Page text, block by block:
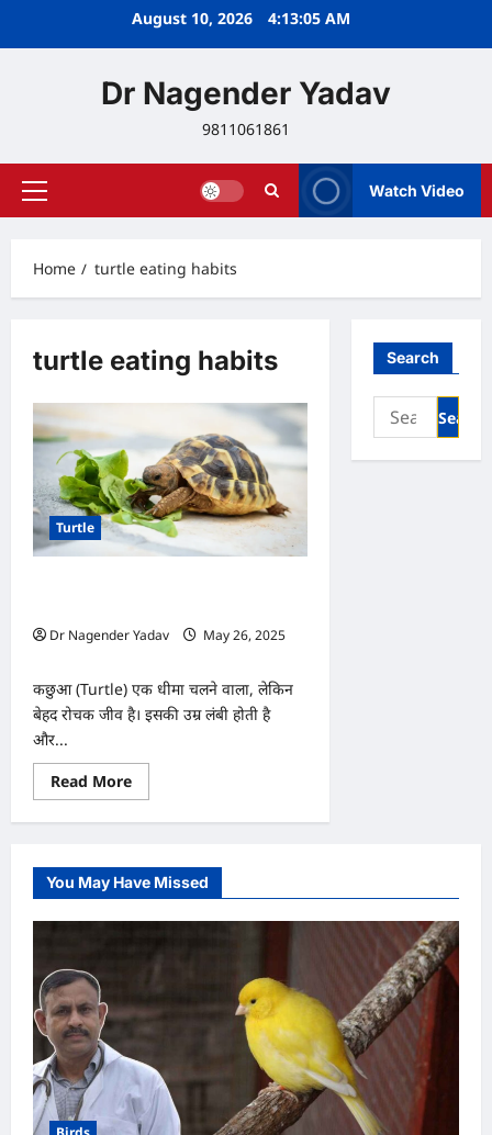
August 10, 2026 4:13:05 AM
Dr Nagender Yadav
9811061861
Primary
Watch Video
Home turtle eating habits
turtle eating habits
Turtle
Dr Nagender Yadav
May 26, 2025
कछुआ (Turtle) एक धीमा चलने वाला, लेकिन
बेहद रोचक जीव है। इसकी उम्र लंबी होती है
और...
Read MoreRead
more
शाकाहारी
जानें
कछुआ
खाने
में
खाता
Search
Search
for:
You May Have Missed